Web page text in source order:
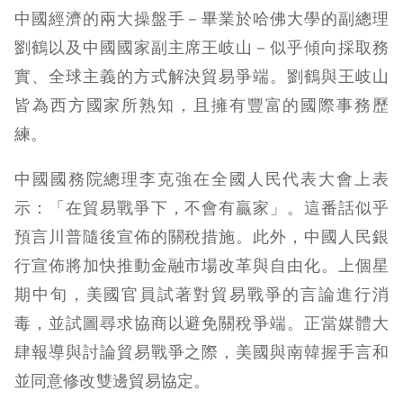
中國經濟的兩大操盤手－畢業於哈佛大學的副總理
劉鶴以及中國國家副主席王岐山－似乎傾向採取務
實、全球主義的方式解決貿易爭端。劉鶴與王岐山
皆為西方國家所熟知，且擁有豐富的國際事務歷
練。
中國國務院總理李克強在全國人民代表大會上表
示：「在貿易戰爭下，不會有贏家」。這番話似乎
預言川普隨後宣佈的關稅措施。此外，中國人民銀
行宣佈將加快推動金融市場改革與自由化。上個星
期中旬，美國官員試著對貿易戰爭的言論進行消
毒，並試圖尋求協商以避免關稅爭端。正當媒體大
肆報導與討論貿易戰爭之際，美國與南韓握手言和
並同意修改雙邊貿易協定。